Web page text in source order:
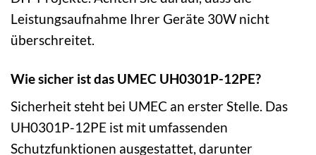
Leistungsaufnahme Ihrer Geräte 30W nicht
überschreitet.
Wie sicher ist das UMEC UH0301P-12PE?
Sicherheit steht bei UMEC an erster Stelle. Das
UH0301P-12PE ist mit umfassenden
Schutzfunktionen ausgestattet, darunter